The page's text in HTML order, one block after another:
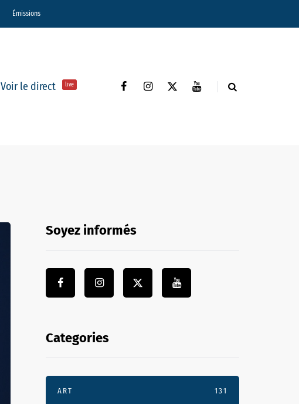
Émissions
Voir le direct live
Soyez informés
Categories
ART 131